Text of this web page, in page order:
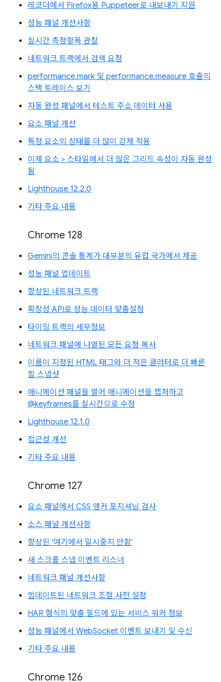
레코더에서 Firefox용 Puppeteer로 내보내기 지원
성능 패널 개선사항
실시간 측정항목 관찰
네트워크 트랙에서 검색 요청
performance.mark 및 performance.measure 호출의
스택 트레이스 보기
자동 완성 패널에서 테스트 주소 데이터 사용
요소 패널 개선
특정 요소의 상태를 더 많이 강제 적용
이제 요소 > 스타일에서 더 많은 그리드 속성이 자동 완성
됨
Lighthouse 12.2.0
기타 주요 내용
Chrome 128
Gemini의 콘솔 통계가 대부분의 유럽 국가에서 제공
성능 패널 업데이트
향상된 네트워크 트랙
확장성 API로 성능 데이터 맞춤설정
타이밍 트랙의 세부정보
네트워크 패널에 나열된 모든 요청 복사
이름이 지정된 HTML 태그와 더 적은 클러터로 더 빠른
힙 스냅샷
애니메이션 패널을 열어 애니메이션을 캡처하고
@keyframes를 실시간으로 수정
Lighthouse 12.1.0
접근성 개선
기타 주요 내용
Chrome 127
요소 패널에서 CSS 앵커 포지셔닝 검사
소스 패널 개선사항
향상된 '여기에서 일시중지 안함'
새 스크롤 스냅 이벤트 리스너
네트워크 패널 개선사항
업데이트된 네트워크 조절 사전 설정
HAR 형식의 맞춤 필드에 있는 서비스 워커 정보
성능 패널에서 WebSocket 이벤트 보내기 및 수신
기타 주요 내용
Chrome 126